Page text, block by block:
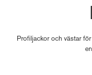
Profiljackor och västar